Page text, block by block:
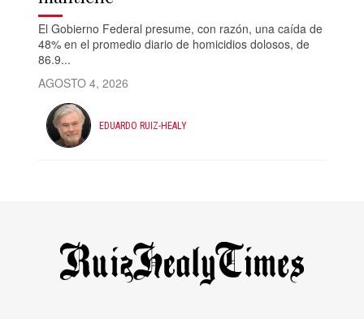
El Gobierno Federal presume, con razón, una caída de
48% en el promedio diario de homicidios dolosos, de
86.9...
AGOSTO 4, 2026
EDUARDO RUIZ-HEALY